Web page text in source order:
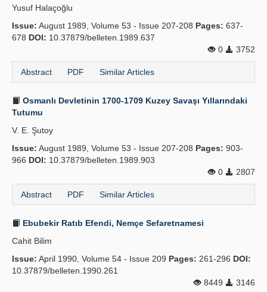
Yusuf Halaçoğlu
Issue: August 1989, Volume 53 - Issue 207-208 Pages: 637-
678 DOI: 10.37879/belleten.1989.637
0
3752
Abstract PDF Similar Articles
Osmanlı Devletinin 1700-1709 Kuzey Savaşı Yıllarındaki
Tutumu
V. E. Şutoy
Issue: August 1989, Volume 53 - Issue 207-208 Pages: 903-
966 DOI: 10.37879/belleten.1989.903
0
2807
Abstract PDF Similar Articles
Ebubekir Ratıb Efendi, Nemçe Sefaretnamesi
Cahit Bilim
Issue: April 1990, Volume 54 - Issue 209 Pages: 261-296 DOI:
10.37879/belleten.1990.261
8449
3146